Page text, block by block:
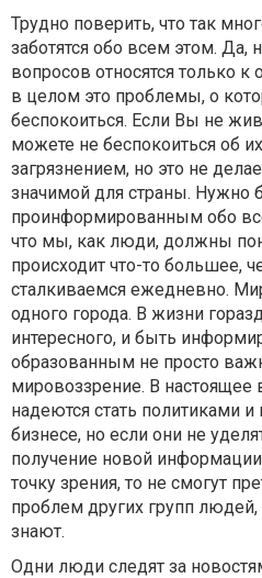
Трудно поверить, что так
заботятся обо всем этом. Да,
вопросов относятся только
в целом это проблемы, о
беспокоиться. Если Вы не
можете не беспокоиться об
загрязнением, но это не
значимой для страны. Нужно
проинформированным обо
что мы, как люди, должны
происходит что-то большее,
сталкиваемся ежедневно.
одного города. В жизни
интересного, и быть
образованным не просто
мировоззрение. В
надеются стать политиками
бизнесе, но если они не
получение новой
точку зрения, то не смогут
проблем других групп
знают.
Одни люди следят за